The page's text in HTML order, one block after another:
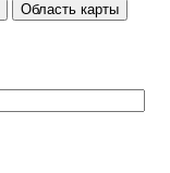
Область карты